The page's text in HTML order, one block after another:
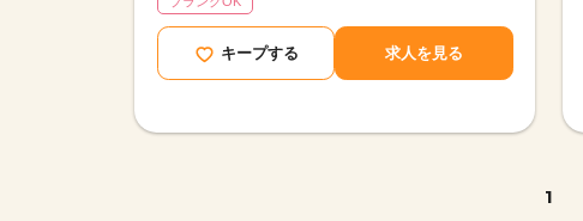
キープする 求人を見る
1